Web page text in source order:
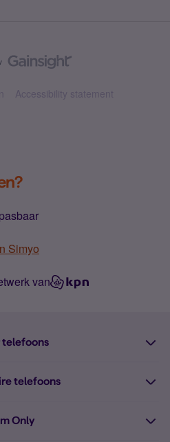
Accessibility statement
Simyo
van
telefoons
telefoons
Only